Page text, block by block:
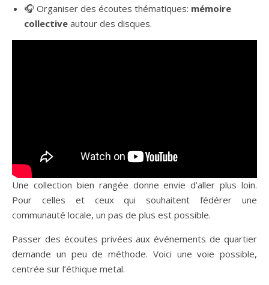
🎧 Organiser des écoutes thématiques: mémoire
collective autour des disques.
Une collection bien rangée donne envie d’aller plus loin.
Pour celles et ceux qui souhaitent fédérer une
communauté locale, un pas de plus est possible.
Passer des écoutes privées aux événements de quartier
demande un peu de méthode. Voici une voie possible,
centrée sur l’éthique metal.